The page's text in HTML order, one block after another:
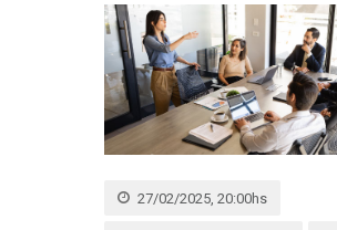
27/02/2025, 20:00hs